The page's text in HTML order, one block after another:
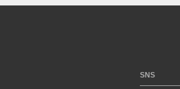
SNS